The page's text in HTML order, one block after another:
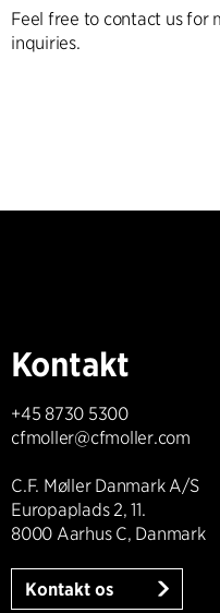
Feel free to contact us for
inquiries.
Kontakt
+45 8730 5300
cfmoller@cfmoller.com
C.F. Møller Danmark A/S
Europaplads 2, 11.
8000 Aarhus C, Danmark
Kontakt os